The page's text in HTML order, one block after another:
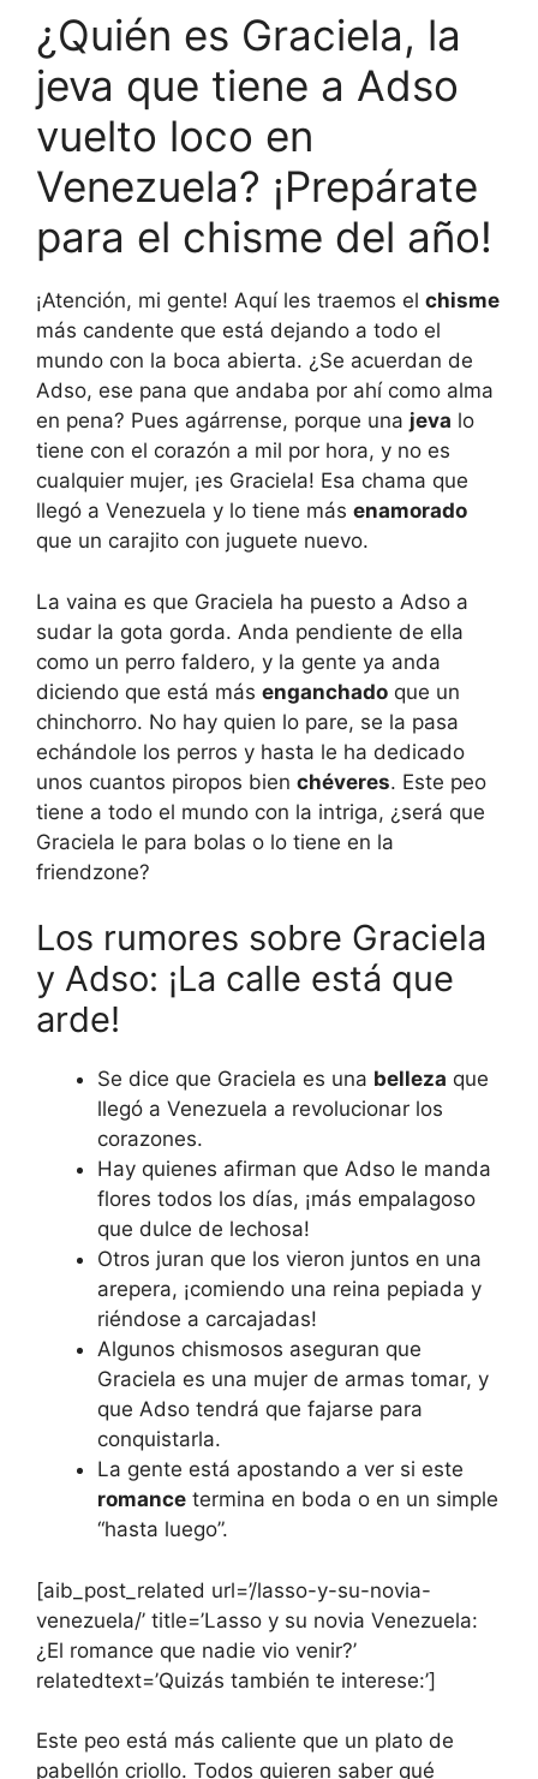
¿Quién es Graciela, la
jeva que tiene a Adso
vuelto loco en
Venezuela? ¡Prepárate
para el chisme del año!
¡Atención, mi gente! Aquí les traemos el chisme
más candente que está dejando a todo el
mundo con la boca abierta. ¿Se acuerdan de
Adso, ese pana que andaba por ahí como alma
en pena? Pues agárrense, porque una jeva lo
tiene con el corazón a mil por hora, y no es
cualquier mujer, ¡es Graciela! Esa chama que
llegó a Venezuela y lo tiene más enamorado
que un carajito con juguete nuevo.
La vaina es que Graciela ha puesto a Adso a
sudar la gota gorda. Anda pendiente de ella
como un perro faldero, y la gente ya anda
diciendo que está más enganchado que un
chinchorro. No hay quien lo pare, se la pasa
echándole los perros y hasta le ha dedicado
unos cuantos piropos bien chéveres. Este peo
tiene a todo el mundo con la intriga, ¿será que
Graciela le para bolas o lo tiene en la
friendzone?
Los rumores sobre Graciela
y Adso: ¡La calle está que
arde!
Se dice que Graciela es una belleza que
llegó a Venezuela a revolucionar los
corazones.
Hay quienes afirman que Adso le manda
flores todos los días, ¡más empalagoso
que dulce de lechosa!
Otros juran que los vieron juntos en una
arepera, ¡comiendo una reina pepiada y
riéndose a carcajadas!
Algunos chismosos aseguran que
Graciela es una mujer de armas tomar, y
que Adso tendrá que fajarse para
conquistarla.
La gente está apostando a ver si este
romance termina en boda o en un simple
“hasta luego”.
[aib_post_related url=’/lasso-y-su-novia-
venezuela/’ title=’Lasso y su novia Venezuela:
¿El romance que nadie vio venir?’
relatedtext=’Quizás también te interese:’]
Este peo está más caliente que un plato de
pabellón criollo. Todos quieren saber qué